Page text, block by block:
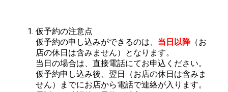
仮予約の注意点
仮予約の申し込みができるのは、 当日以降（お
店の休日は含みません）となります。
当日の場合は、直接電話にてお申込ください。
仮予約申し込み後、翌日（お店の休日は含みま
せん）までにお店から電話で連絡が入ります。